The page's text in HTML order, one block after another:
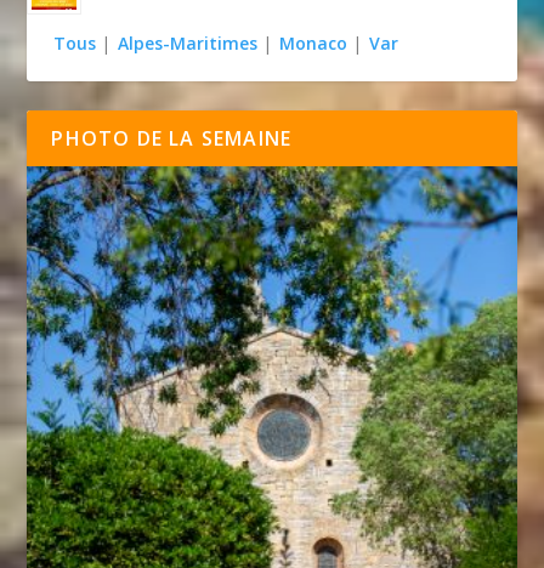
Tous | Alpes-Maritimes | Monaco | Var
PHOTO DE LA SEMAINE